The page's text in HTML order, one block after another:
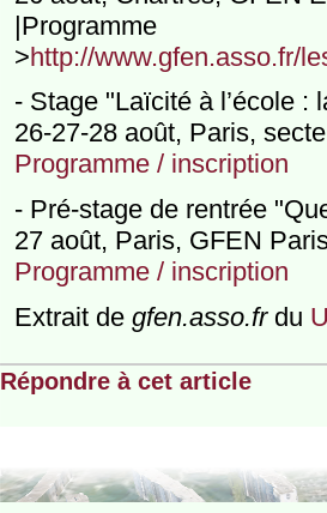
>http://www.gfen.asso.fr/
- Stage "Laïcité à l’école :
26-27-28 août, Paris,
Programme / inscription
- Pré-stage de rentrée
27 août, Paris, GFEN
Programme / inscription
Extrait de gfen.asso.frdu
Répondre à cet article